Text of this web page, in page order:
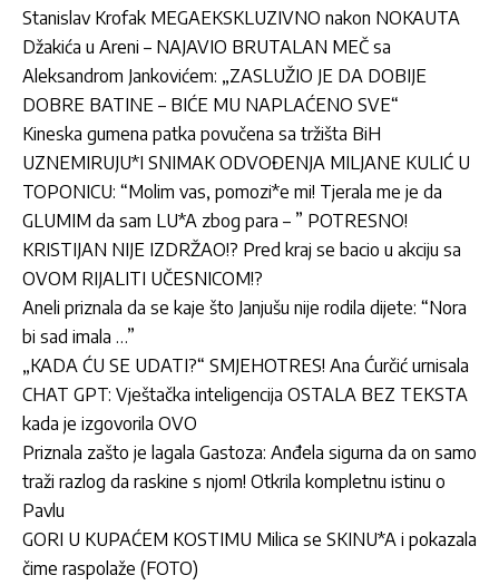
Stanislav Krofak MEGAEKSKLUZIVNO nakon NOKAUTA
Džakića u Areni – NAJAVIO BRUTALAN MEČ sa
Aleksandrom Jankovićem: „ZASLUŽIO JE DA DOBIJE
DOBRE BATINE – BIĆE MU NAPLAĆENO SVE“
Kineska gumena patka povučena sa tržišta BiH
UZNEMIRUJU*I SNIMAK ODVOĐENJA MILJANE KULIĆ U
TOPONICU: “Molim vas, pomozi*e mi! Tjerala me je da
GLUMIM da sam LU*A zbog para – ” POTRESNO!
KRISTIJAN NIJE IZDRŽAO!? Pred kraj se bacio u akciju sa
OVOM RIJALITI UČESNICOM!?
Aneli priznala da se kaje što Janjušu nije rodila dijete: “Nora
bi sad imala …”
„KADA ĆU SE UDATI?“ SMJEHOTRES! Ana Ćurčić urnisala
CHAT GPT: Vještačka inteligencija OSTALA BEZ TEKSTA
kada je izgovorila OVO
Priznala zašto je lagala Gastoza: Anđela sigurna da on samo
traži razlog da raskine s njom! Otkrila kompletnu istinu o
Pavlu
GORI U KUPAĆEM KOSTIMU Milica se SKINU*A i pokazala
čime raspolaže (FOTO)